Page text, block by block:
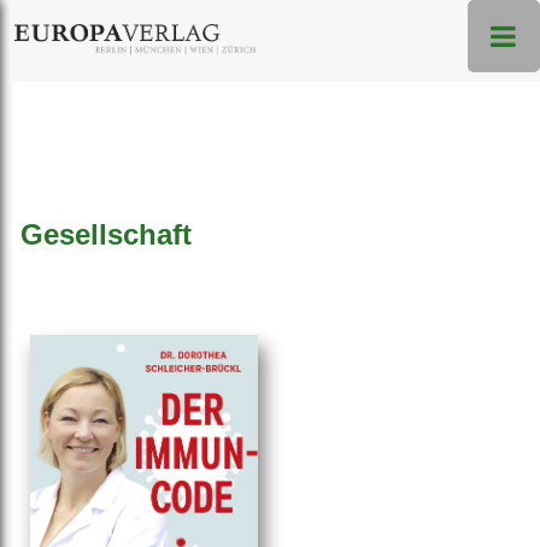
Gesellschaft